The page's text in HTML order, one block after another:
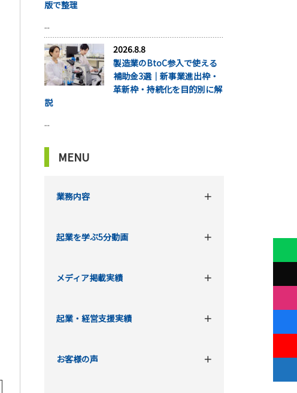
版で整理
...
2026.8.8
製造業のBtoC参入で使える
補助金3選｜新事業進出枠・
革新枠・持続化を目的別に解
説
...
MENU
業務内容
起業を学ぶ5分動画
メディア掲載実績
起業・経営支援実績
お客様の声